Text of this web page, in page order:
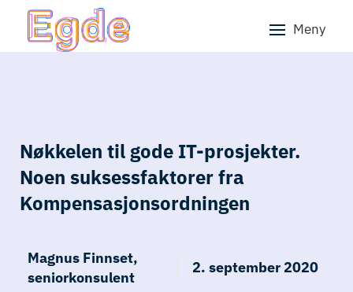
Skip to main content Meny
Nøkkelen til gode IT-prosjekter.
Noen suksessfaktorer fra
Kompensasjonsordningen
Magnus Finnset,
seniorkonsulent
2. september 2020